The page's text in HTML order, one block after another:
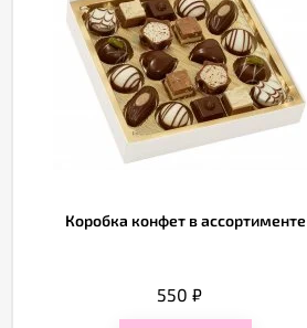
Коробка конфет в ассортименте
550 ₽